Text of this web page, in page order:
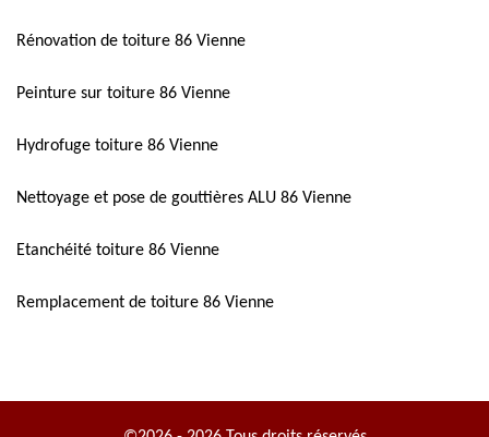
Rénovation de toiture 86 Vienne
Peinture sur toiture 86 Vienne
Hydrofuge toiture 86 Vienne
Nettoyage et pose de gouttières ALU 86 Vienne
Etanchéité toiture 86 Vienne
Remplacement de toiture 86 Vienne